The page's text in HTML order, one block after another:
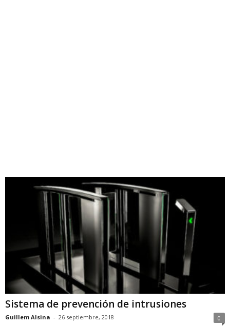
Sistema de prevención de intrusiones
Guillem Alsina - 26 septiembre, 2018 0